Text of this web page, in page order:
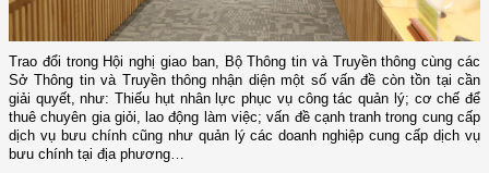
Trao đổi trong Hội nghị giao ban, Bộ Thông tin và Truyền thông cùng các
Sở Thông tin và Truyền thông nhận diện một số vấn đề còn tồn tại cần
giải quyết, như: Thiếu hụt nhân lực phục vụ công tác quản lý; cơ chế để
thuê chuyên gia giỏi, lao động làm việc; vấn đề cạnh tranh trong cung cấp
dịch vụ bưu chính cũng như quản lý các doanh nghiệp cung cấp dịch vụ
bưu chính tại địa phương…